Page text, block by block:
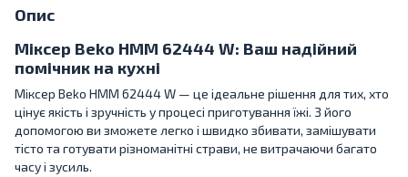
Опис
Міксер Beko HMM 62444 W: Ваш надійний
помічник на кухні
Міксер Beko HMM 62444 W — це ідеальне рішення для тих, хто
цінує якість і зручність у процесі приготування їжі. З його
допомогою ви зможете легко і швидко збивати, замішувати
тісто та готувати різноманітні страви, не витрачаючи багато
часу і зусиль.